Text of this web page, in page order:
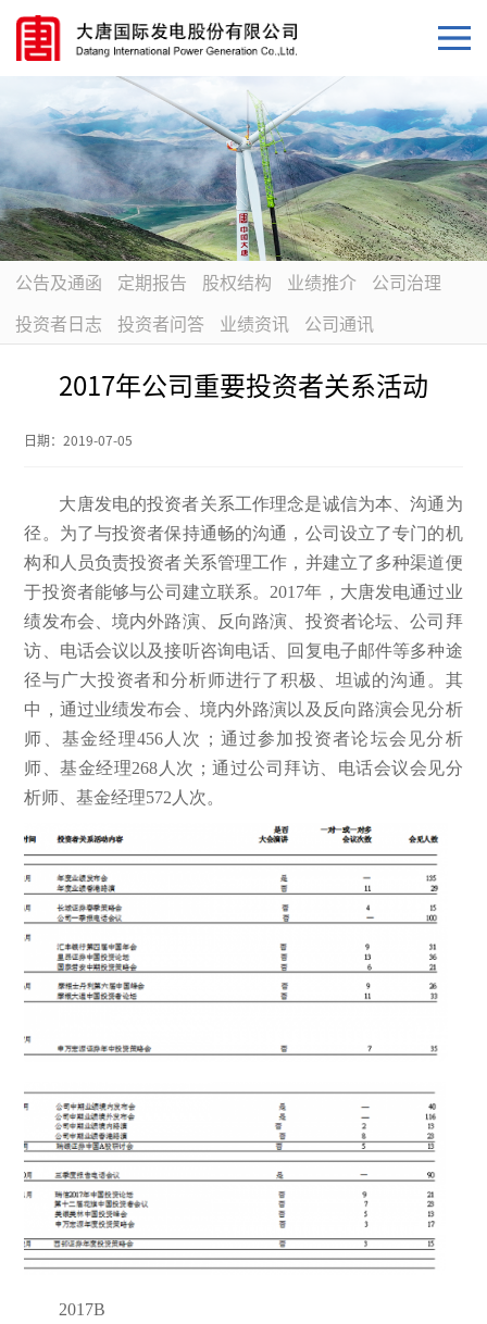
公告及通函 定期报告 股权结构 业绩推介
公司治理
投资者日志
投资者问答 业绩资讯 公司通讯
2017年公司重要投资者关系活动
日期：2019-07-05
大唐发电的投资者关系工作理念是诚信为本、沟通为
径。为了与投资者保持通畅的沟通，公司设立了专门的机
构和人员负责投资者关系管理工作，并建立了多种渠道便
于投资者能够与公司建立联系。2017年，大唐发电通过业
绩发布会、境内外路演、反向路演、投资者论坛、公司拜
访、电话会议以及接听咨询电话、回复电子邮件等多种途
径与广大投资者和分析师进行了积极、坦诚的沟通。其
中，通过业绩发布会、境内外路演以及反向路演会见分析
师、基金经理456人次；通过参加投资者论坛会见分析
师、基金经理268人次；通过公司拜访、电话会议会见分
析师、基金经理572人次。
2017B